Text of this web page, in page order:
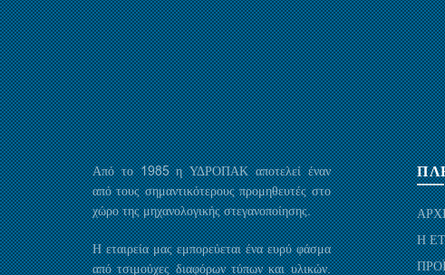
Από το 1985 η ΥΔΡΟΠΑΚ αποτελεί έναν
από τους σημαντικότερους προμηθευτές στο
χώρο της μηχανολογικής στεγανοποίησης.
Η εταιρεία μας εμπορεύεται ένα ευρύ φάσμα
από τσιμούχες διαφόρων τύπων και υλικών.
Η